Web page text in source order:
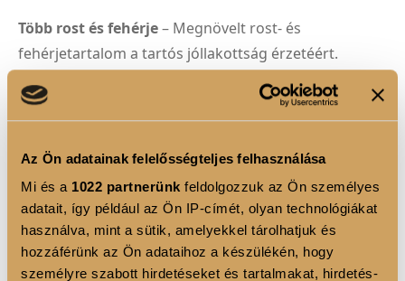
Az Ön adatainak felelősségteljes felhasználása
Mi és a 1022 partnerünk feldolgozzuk az Ön személyes
adatait, így például az Ön IP-címét, olyan technológiákat
használva, mint a sütik, amelyekkel tárolhatjuk és
hozzáférünk az Ön adataihoz a készülékén, hogy
személyre szabott hirdetéseket és tartalmakat, hirdetés-
Több rost és fehérje– Megnövelt rost- és
fehérjetartalom a tartós jóllakottság érzetéért.
– Oldható és
oldhatatlan rostok egyedi kombinációja az
Magas fehérjetartalom– A fehérje hozzájárul az
izomtömeg fenntartásához és növekedéséhez.
Díjnyertes íz- „ Az év legjobb ízvilága Luxoya
termékcsalád” tagja a 2025-ös év Just Clear Fitness-
Életmód Awardszerint.